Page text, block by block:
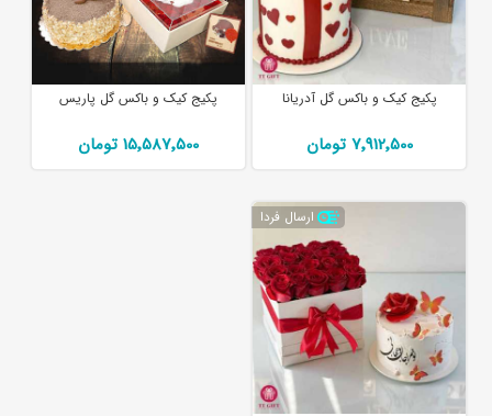
پکیج کیک و باکس گل آدریانا
7٬912٬500 تومان
پکیج کیک و باکس گل پاریس
15٬587٬500 تومان
ارسال فردا